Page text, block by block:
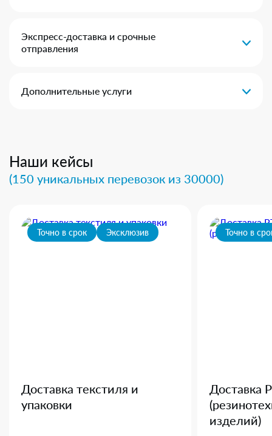
Экспресс-доставка и срочные
отправления
Дополнительные услуги
Наши кейсы
(150 уникальных перевозок из 30000)
Точно в срок Эксклюзив
Доставка текстиля и
упаковки
Точно в
Доставка
изделий)